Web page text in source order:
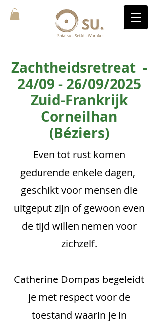
Zachtheidsretreat -
24/09 - 26/09/2025
Zuid-Frankrijk
Corneilhan
(Béziers)
Even tot rust komen
gedurende enkele dagen,
geschikt voor mensen die
uitgeput zijn of gewoon even
de tijd willen nemen voor
zichzelf.
Catherine Dompas begeleidt
je met respect voor de
toestand waarin je in